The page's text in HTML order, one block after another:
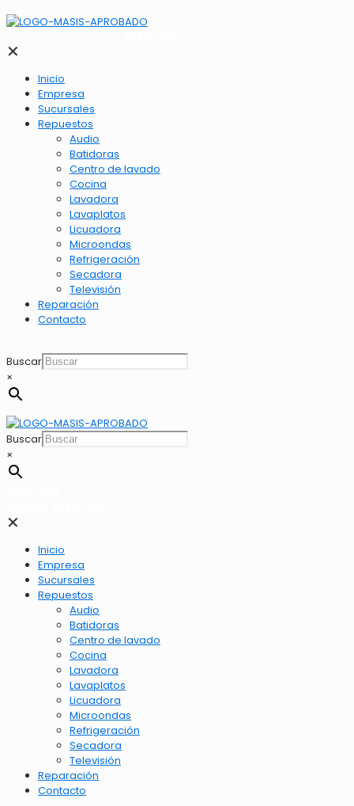
✕
Inicio
Empresa
Sucursales
Repuestos
Audio
Batidoras
Centro de lavado
Cocina
Lavadora
Lavaplatos
Licuadora
Microondas
Refrigeración
Secadora
Televisión
Reparación
Contacto
Buscar
×
Buscar
×
✕
Inicio
Empresa
Sucursales
Repuestos
Audio
Batidoras
Centro de lavado
Cocina
Lavadora
Lavaplatos
Licuadora
Microondas
Refrigeración
Secadora
Televisión
Reparación
Contacto